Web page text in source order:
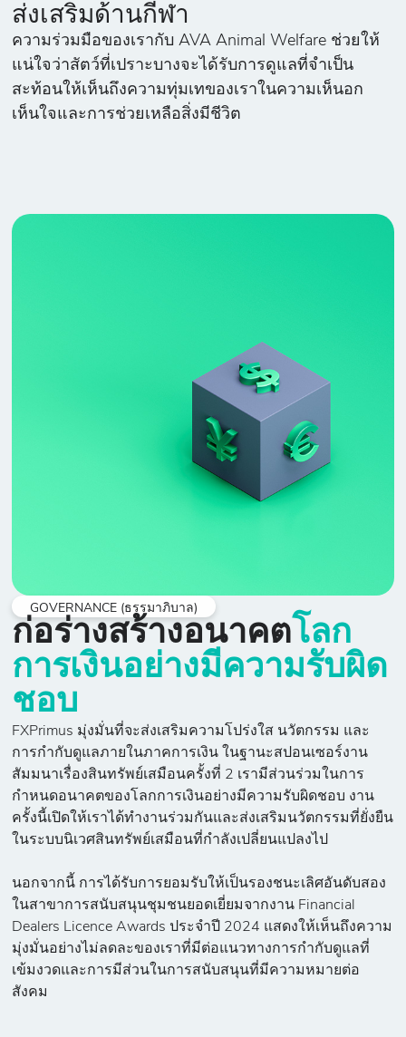
ส่งเสริมด้านกีฬา
ความร่วมมือของเรากับ AVA Animal Welfare ช่วยให้
แน่ใจว่าสัตว์ที่เปราะบางจะได้รับการดูแลที่จำเป็น
สะท้อนให้เห็นถึงความทุ่มเทของเราในความเห็นอก
เห็นใจและการช่วยเหลือสิ่งมีชีวิต
GOVERNANCE (ธรรมาภิบาล)
ก่อร่างสร้างอนาคต โลก
การเงินอย่างมีความรับผิด
ชอบ
FXPrimus มุ่งมั่นที่จะส่งเสริมความโปร่งใส นวัตกรรม และ
การกำกับดูแลภายในภาคการเงิน ในฐานะสปอนเซอร์งาน
สัมมนาเรื่องสินทรัพย์เสมือนครั้งที่ 2 เรามีส่วนร่วมในการ
กำหนดอนาคตของโลกการเงินอย่างมีความรับผิดชอบ งาน
ครั้งนี้เปิดให้เราได้ทำงานร่วมกันและส่งเสริมนวัตกรรมที่ยั่งยืน
ในระบบนิเวศสินทรัพย์เสมือนที่กำลังเปลี่ยนแปลงไป
นอกจากนี้ การได้รับการยอมรับให้เป็นรองชนะเลิศอันดับสอง
ในสาขาการสนับสนุนชุมชนยอดเยี่ยมจากงาน Financial
Dealers Licence Awards ประจำปี 2024 แสดงให้เห็นถึงความ
มุ่งมั่นอย่างไม่ลดละของเราที่มีต่อแนวทางการกำกับดูแลที่
เข้มงวดและการมีส่วนในการสนับสนุนที่มีความหมายต่อ
สังคม